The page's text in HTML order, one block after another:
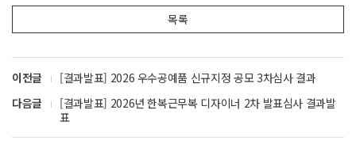
목록
이전글
[결과발표] 2026 우수공예품 신규지정 공모 3차심사 결과
다음글
[결과발표] 2026년 한복근무복 디자이너 2차 발표심사 결과발
표